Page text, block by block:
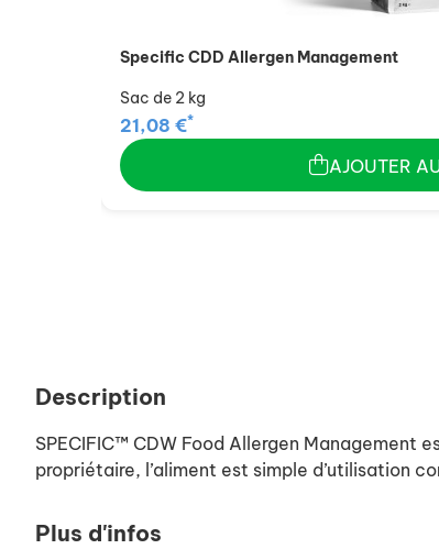
Specific CDD Allergen Management
Sac de 2 kg
21,08 €*
AJOUTER
Description
SPECIFIC™ CDW Food Allergen Management
propriétaire, l’aliment est simple d’utilisation
Plus d'infos